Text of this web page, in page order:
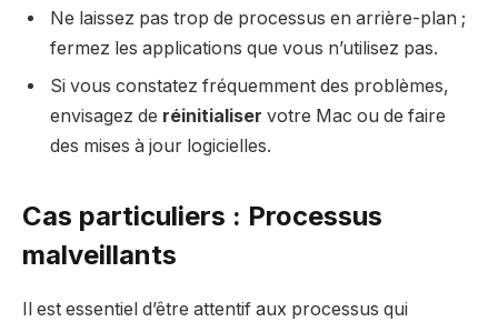
Ne laissez pas trop de processus en arrière-plan ;
fermez les applications que vous n’utilisez pas.
Si vous constatez fréquemment des problèmes,
envisagez de réinitialiser votre Mac ou de faire
des mises à jour logicielles.
Cas particuliers : Processus
malveillants
Il est essentiel d’être attentif aux processus qui